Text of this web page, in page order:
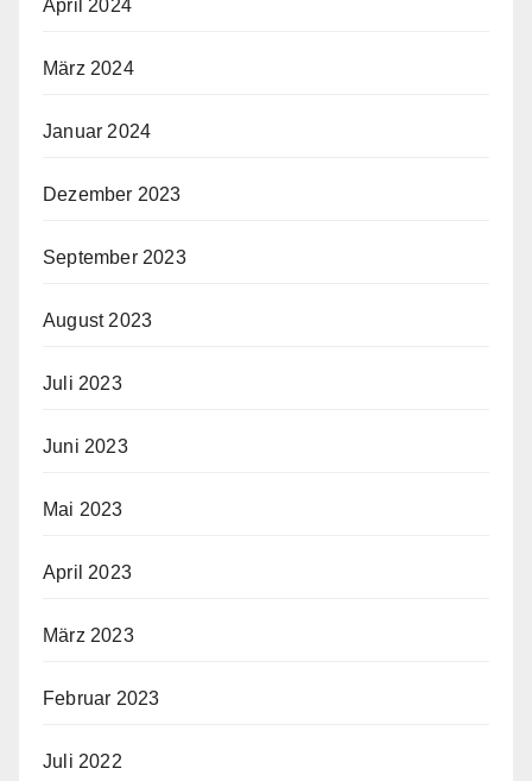
April 2024
März 2024
Januar 2024
Dezember 2023
September 2023
August 2023
Juli 2023
Juni 2023
Mai 2023
April 2023
März 2023
Februar 2023
Juli 2022